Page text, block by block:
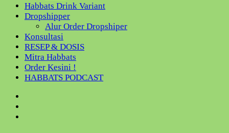
Habbats Drink Variant
Dropshipper
Alur Order Dropshiper
Konsultasi
RESEP & DOSIS
Mitra Habbats
Order Kesini !
HABBATS PODCAST